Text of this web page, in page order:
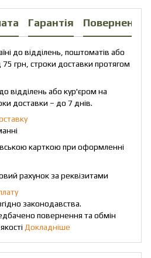
Гарантія Повернення
до відділень, поштоматів або
грн, строки доставки протягом
відділень або кур'єром на
доставки – до 7 днів.
карткою при оформленні
рахунок за реквізитами
законодавства.
повернення та обмін
Докладніше